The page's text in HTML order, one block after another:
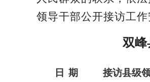
领导干部公开接访工作
双峰
日 期 接访县级